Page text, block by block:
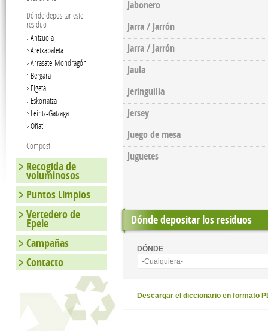
Jabonero
Jarra / Jarrón
Jarra / Jarrón
Jaula
Jeringuilla
Jersey
Juego de mesa
Juguetes
Dónde depositar los residuos
DÓNDE
-Cualquiera-
Descargar el diccionario en formato
Dónde depositar este
residuo
Antzuola
Aretxabaleta
Arrasate-Mondragón
Bergara
Elgeta
Eskoriatza
Leintz-Gatzaga
Oñati
Compost
Recogida de
voluminosos
Puntos Limpios
Vertedero de
Epele
Campañas
Contacto